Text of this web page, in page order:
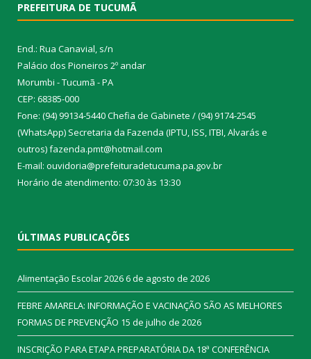
PREFEITURA DE TUCUMÃ
End.: Rua Canavial, s/n
Palácio dos Pioneiros 2º andar
Morumbi - Tucumã - PA
CEP: 68385-000
Fone: (94) 99134-5440 Chefia de Gabinete / (94) 9174-2545
(WhatsApp) Secretaria da Fazenda (IPTU, ISS, ITBI, Alvarás e
outros) fazenda.pmt@hotmail.com
E-mail: ouvidoria@prefeituradetucuma.pa.gov.br
Horário de atendimento: 07:30 às 13:30
ÚLTIMAS PUBLICAÇÕES
Alimentação Escolar 20266 de agosto de 2026
FEBRE AMARELA: INFORMAÇÃO E VACINAÇÃO SÃO AS MELHORES
FORMAS DE PREVENÇÃO 15 de julho de 2026
INSCRIÇÃO PARA ETAPA PREPARATÓRIA DA 18ª CONFERÊNCIA